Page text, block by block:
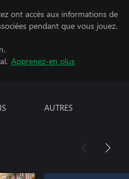
ont accès aux informations de
pendant que vous jouez.
Apprenez-en plus
AUTRES